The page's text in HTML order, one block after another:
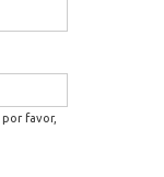
favor,